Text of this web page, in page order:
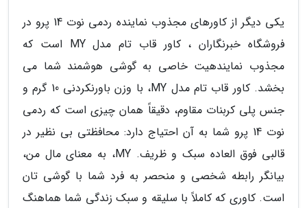
یکی دیگر از کاورهای مجذوب نماینده ردمی نوت 14 پرو در
فروشگاه خبرنگاران ، کاور قاب تام مدل MY است که
مجذوب نمایندهیت خاصی به گوشی هوشمند شما می
بخشد. کاور قاب تام مدل MY، با وزن باورنکردنی 10 گرم و
جنس پلی کربنات مقاوم، دقیقاً همان چیزی است که ردمی
نوت 14 پرو شما به آن احتیاج دارد: محافظتی بی نظیر در
قالبی فوق العاده سبک و ظریف. MY، به معنای مال من،
بیانگر رابطه شخصی و منحصر به فرد شما با گوشی تان
است. کاوری که کاملاً با سلیقه و سبک زندگی شما هماهنگ